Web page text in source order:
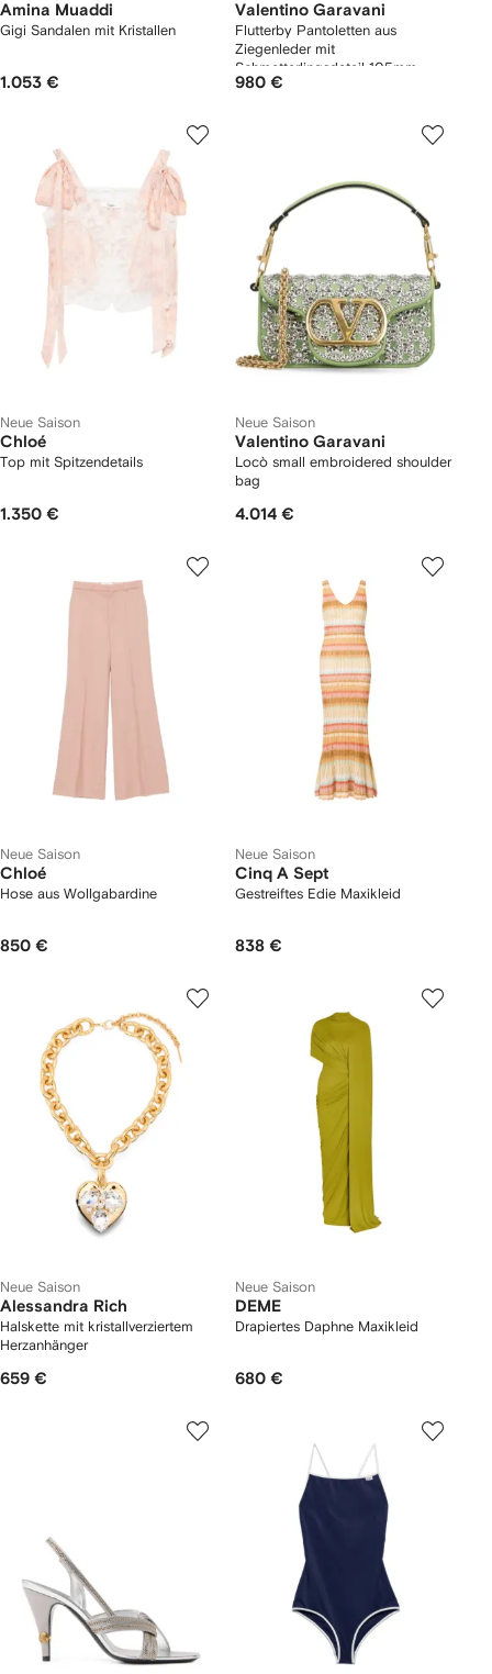
Amina Muaddi
Gigi Sandalen mit Kristallen
1.053 €
Valentino Garavani
Flutterby Pantoletten aus
Ziegenleder mit
Schmetterlingsdetail 105mm
980 €
Neue Saison
Chloé
Top mit Spitzendetails
1.350 €
Neue Saison
Valentino Garavani
Locò small embroidered shoulder
bag
4.014 €
Neue Saison
Chloé
Hose aus Wollgabardine
850 €
Neue Saison
Cinq A Sept
Gestreiftes Edie Maxikleid
838 €
Neue Saison
Alessandra Rich
Halskette mit kristallverziertem
Herzanhänger
659 €
Neue Saison
DEME
Drapiertes Daphne Maxikleid
680 €